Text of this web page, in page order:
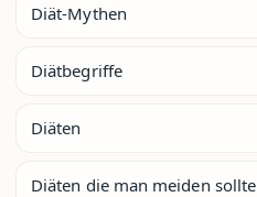
Diät-Mythen
Diätbegriffe
Diäten
Diäten die man meiden sollte